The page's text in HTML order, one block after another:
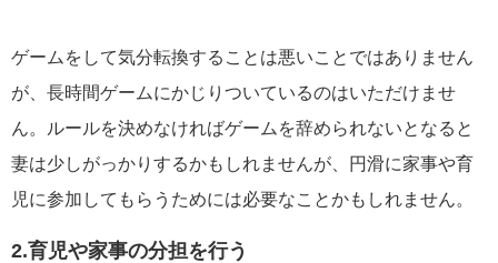
ゲームをして気分転換することは悪いことではありません
が、長時間ゲームにかじりついているのはいただけませ
ん。ルールを決めなければゲームを辞められないとなると
妻は少しがっかりするかもしれませんが、円滑に家事や育
児に参加してもらうためには必要なことかもしれません。
2.育児や家事の分担を行う